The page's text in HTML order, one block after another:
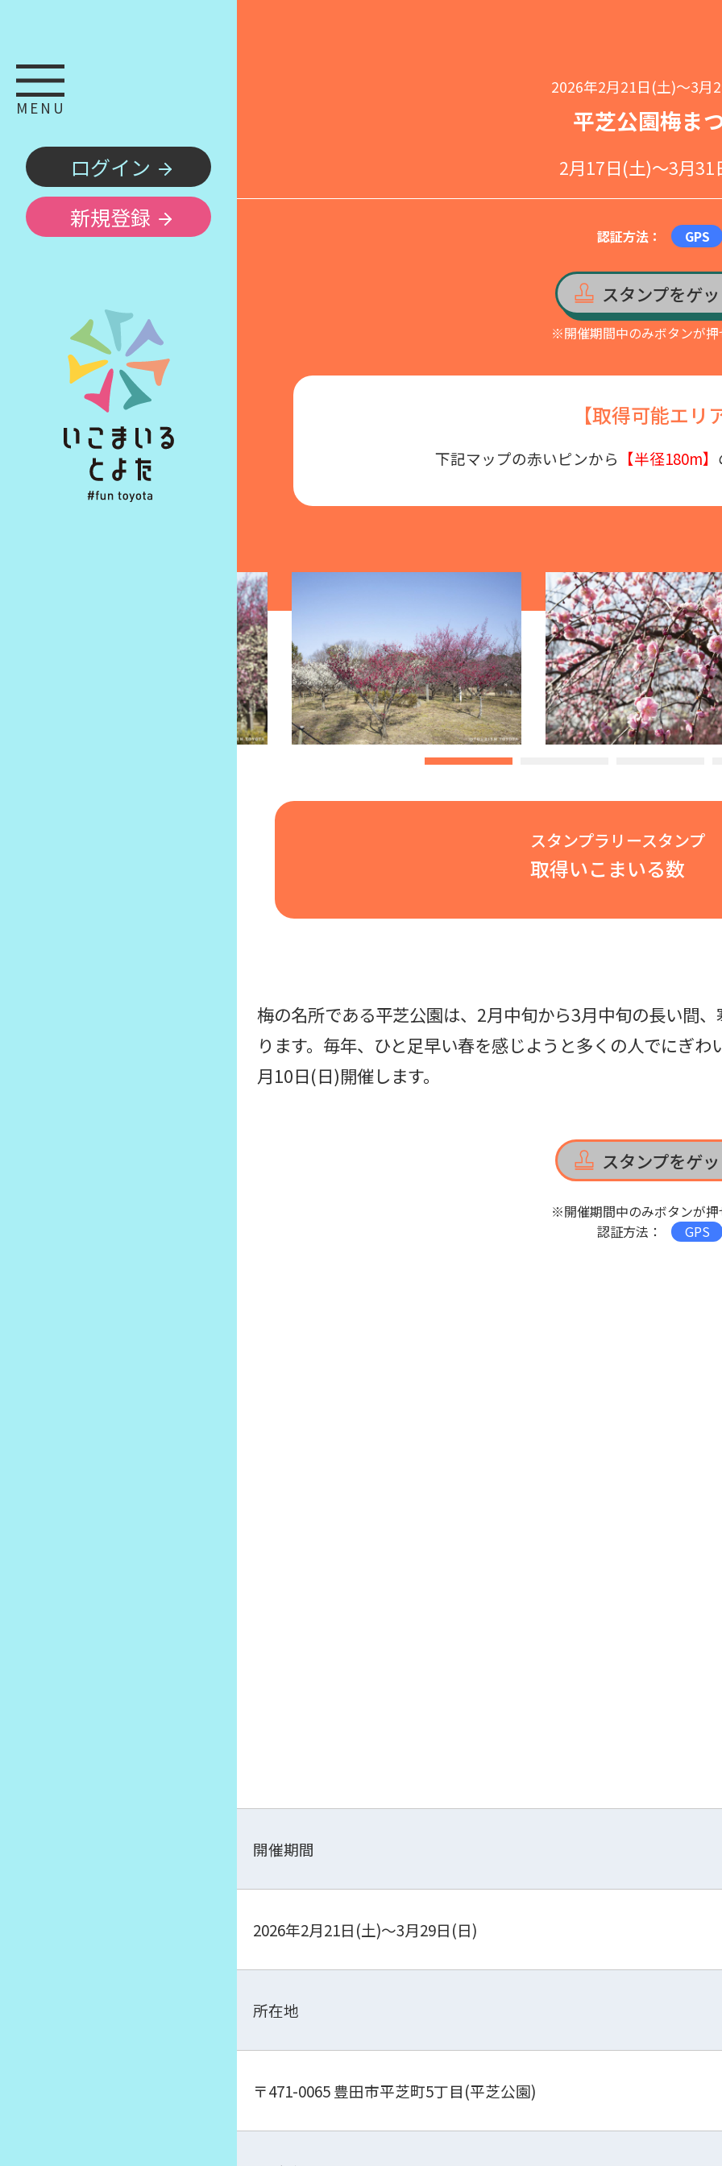
MENU
ログイン
新規登録
2026年2月21日(土)～3月
平芝公園梅ま
2月17日(土)～3月31
認証方法： GPS
スタンプをゲ
※開催期間中のみボタンが押
【取得可能エリ
下記マップの赤いピンから 【半径180m】
スタンプラリースタンプ
取得いこまいる数
梅の名所である平芝公園は、2月中旬から3月中旬の長い間
ります。毎年、ひと足早い春を感じようと多くの人でにぎ
月10日(日)開催します。
スタンプをゲ
※開催期間中のみボタンが押
認証方法：
GPS
開催期間
2026年2月21日(土)～3月29日(日)
所在地
〒471-0065 豊田市平芝町5丁目(平芝公園)